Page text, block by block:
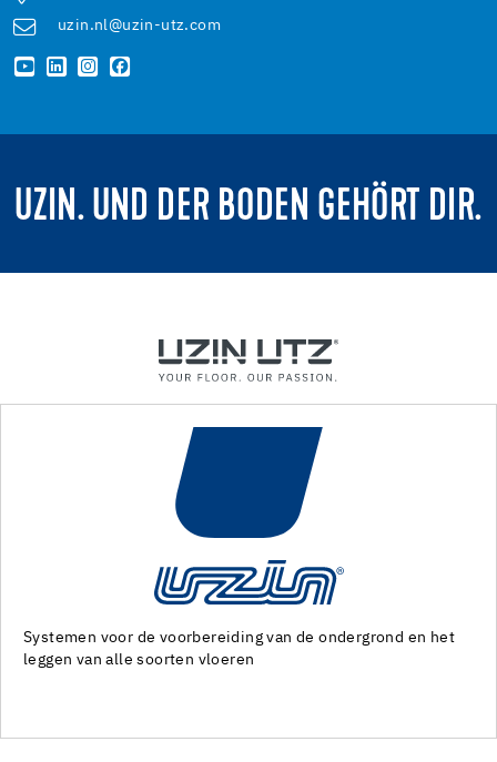
uzin.nl@uzin-utz.com
UZIN. UND DER BODEN GEHÖRT DIR.
Machines en speciaal gereedschap voor de
van de ondergrond en het leggen van alle soorten